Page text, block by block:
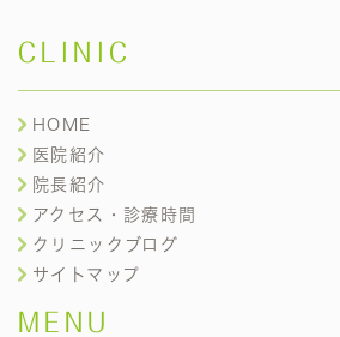
CLINIC
HOME
医院紹介
院長紹介
アクセス・診療時間
クリニックブログ
サイトマップ
MENU